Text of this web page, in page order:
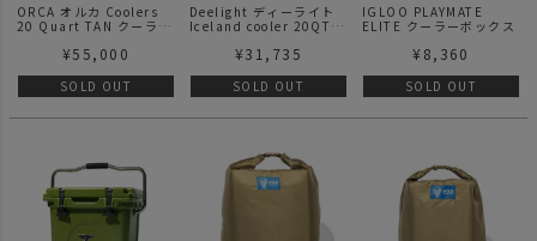
ORCA オルカ Coolers
20 Quart TAN クーラー
¥55,000
SOLD OUT
Deelight ディーライト
Iceland cooler 20QT-
¥31,735
SOLD OUT
IGLOO PLAYMATE
ELITE クーラーボックス
¥ 8,360
SOLD OUT